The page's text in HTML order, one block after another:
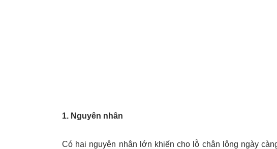
1. Nguyên nhân
Có hai nguyên nhân lớn khiến cho lỗ chân lông ngày